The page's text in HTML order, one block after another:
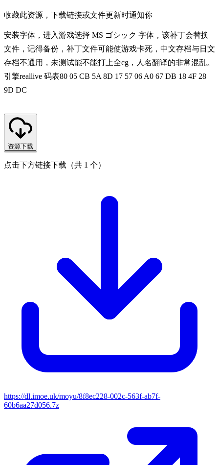
收藏此资源，下载链接或文件更新时通知你
安装字体，进入游戏选择 MS ゴシック 字体，该补丁会替换
文件，记得备份，补丁文件可能使游戏卡死，中文存档与日文
存档不通用，未测试能不能打上全cg，人名翻译的非常混乱。
引擎reallive 码表80 05 CB 5A 8D 17 57 06 A0 67 DB 18 4F 28
9D DC
资源下载
点击下方链接下载（共 1 个）
https://dl.imoe.uk/moyu/8f8ec228-002c-563f-ab7f-
60b6aa27d056.7z